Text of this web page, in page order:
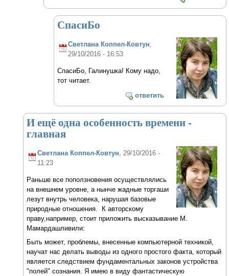
СпасиБо
Светлана Коппел-Ковтун,
29/10/2016 - 16:53
СпасиБо, Галинушка! Кому надо,
тот читает.
ответить
И ещё одна особенность времени -
главная
Светлана Коппел-Ковтун , 29/10/2016 -
11:23
Раньше все поползновения осуществлялись
на внешнем уровне, а нынче жадные торгаши
лезут внутрь человека, нарушая базовые
природные отношения. К авторскому
праву,например, стоит приложить высказывание М.
Мамардашливили:
Быть может, проблемы, внесенные компьютерной техникой,
научат нас делать выводы из одного простого факта, который
является следствием фундаментальных законов устройства
"полей" сознания. Я имею в виду фантастическую